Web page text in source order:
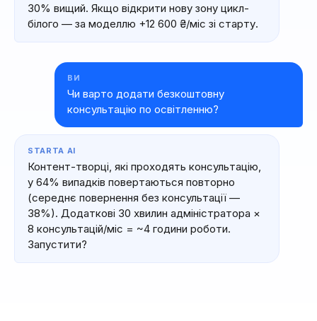
30% вищий. Якщо відкрити нову зону цикл-
білого — за моделлю +12 600 ₴/міс зі старту.
ВИ
Чи варто додати безкоштовну
консультацію по освітленню?
STARTA AI
Контент-творці, які проходять консультацію,
у 64% випадків повертаються повторно
(середнє повернення без консультації —
38%). Додаткові 30 хвилин адміністратора ×
8 консультацій/міс = ~4 години роботи.
Запустити?